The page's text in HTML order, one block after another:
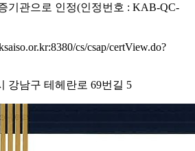
기관으로 인정(인정번호 : KAB-QC-
cs/csap/certView.do?
강남구 테헤란로 69번길 5